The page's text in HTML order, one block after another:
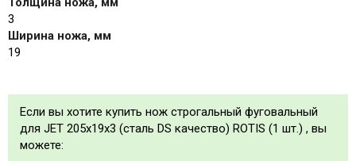
3
Ширина ножа, мм
19
Если вы хотите купить нож строгальный фуговальный
для JET 205х19х3 (сталь DS качество) ROTIS (1 шт.) , вы
можете: